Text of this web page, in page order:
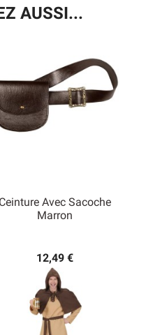
AUSSI...
Ceinture Avec Sacoche
Marron
12,49 €